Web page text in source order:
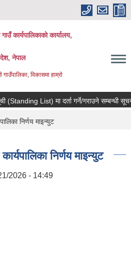
कार्यपालिकाकाे कार्यालय,
नेपाल
विकासमा हाम्राे
(Standing List) मा दर्ता गर्ने/गराउने सम्बन्धी
निर्णय माइन्युट
निर्णय माइन्युट
2026 - 14:49